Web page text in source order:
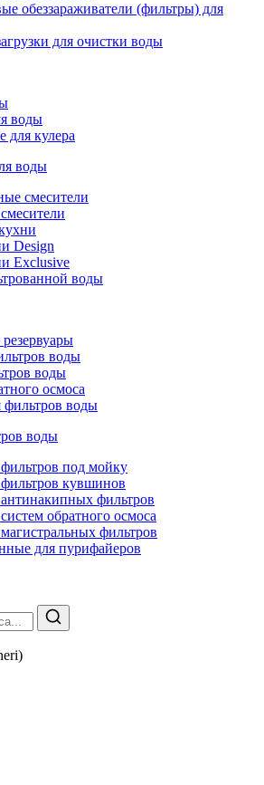
обеззараживатели (фильтры) для
для очистки воды
воды
кулера
воды
смесители
Design
Exclusive
воды
воды
воды
осмоса
фильтров воды
воды
под мойку
кувшинов
фильтров
обратного осмоса
фильтров
для пурифайеров